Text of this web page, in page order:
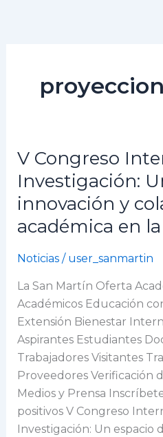
V Congreso
Investigación:
innovación y
académica en
Noticias/ user_sanmartin
La San Martín Oferta
Académicos Educación
Extensión Bienestar
Aspirantes Estudiantes
Trabajadores Visitantes
Proveedores Verificación
Medios y Prensa
positivos V Congreso
Investigación: Un espacio
V
Congreso
Internacional
de
Investigación:
espacio
de
innovación
y
colaboración
académica
en
la
San
Martín